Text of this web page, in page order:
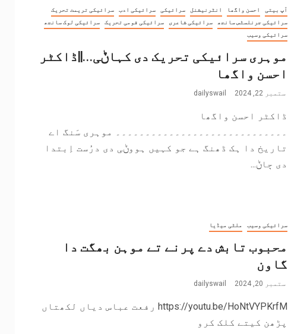
آپ بیتی احسن واگھا انٹرنیشنل سرائیکی سرائیکی ادب
سرائیکی تریمت تحریک
سرائیکی جرنلسٹس سانجھ
سرائیکی شاعری سرائیکی قومی تحریک
سرائیکی لوک سانجھ
سرائیکی وسیب
موہری سرائیکی تحریک دی کہاݨی…||ڈاکٹر
احسن واگھا
ستمبر 22, 2024 dailyswail
ڈاکٹر احسن واگھا
۔۔۔۔۔۔۔۔۔۔۔۔۔۔۔۔۔۔۔۔۔۔۔۔۔۔۔۔۔ موہری سَنگ اے
تاریخ دا ہک ڈھنگ ہے جو کہیں ہووݨی دی درُست اِبتدا
دی ڄاݨ...
سرائیکی وسیب ملٹی میڈیا
محبوب تابش دے پرنے تے موہن بھگت دا
گاون
ستمبر 20, 2024 dailyswail
https://youtu.be/HoNtVYPKrfM رفعت عباس دیاں لکھتاں
پڑھن کیتے کلک کرو